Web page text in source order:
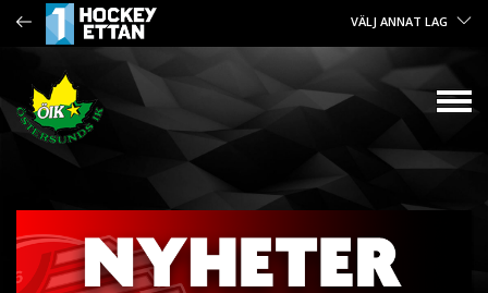
VÄLJ ANNAT LAG